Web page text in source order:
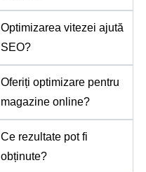
Optimizarea vitezei ajută
SEO?
Oferiți optimizare pentru
magazine online?
Ce rezultate pot fi
obținute?